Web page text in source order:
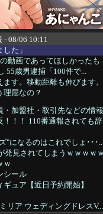
- 08/06 10:11
た」
動画であってほしかったも
55歳男逮捕「100件で...
す。移動距離も伸びます。
理屈なの？
・加盟社・取引先などの情
！！ 110番通報されても辞
"になるのはこれでしょ･･･
発見されてしまうｗｗｗｗ
ｗ
シール
ュア【近日予約開始】
リア ウェディングドレスV...